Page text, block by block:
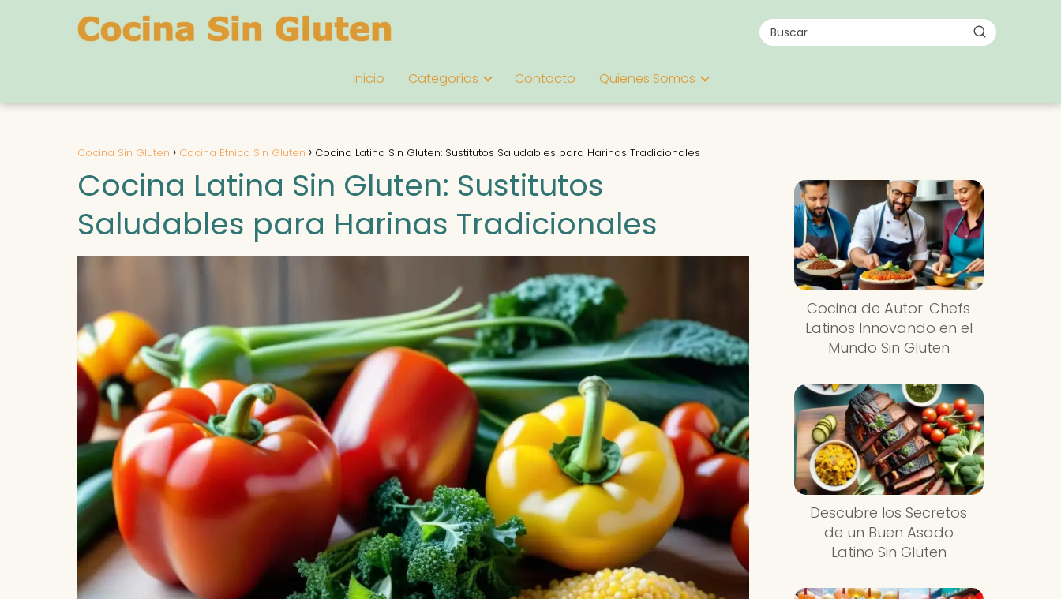
Inicio Categorías Contacto Quienes Somos
Cocina Sin Gluten Cocina Étnica Sin Gluten Cocina Latina Sin Gluten: Sustitutos Saludables para Harinas Tradicionales
Cocina Latina Sin Gluten: Sustitutos
Saludables para Harinas Tradicionales
Cocina de Autor: Chefs
Latinos Innovando en el
Mundo Sin Gluten
Descubre los Secretos
de un Buen Asado
Latino Sin Gluten